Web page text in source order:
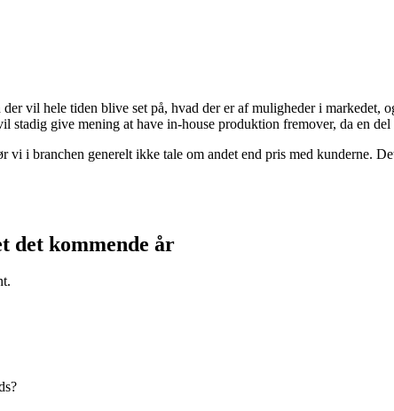
vil hele tiden blive set på, hvad der er af muligheder i
give mening at have in-house produktion fremover, da en
i branchen generelt ikke tale om andet end pris med kunderne.
det kommende år